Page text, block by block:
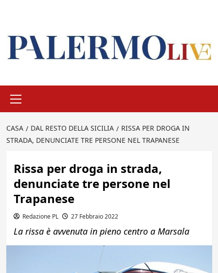
principale
CASA DAL RESTO DELLA SICILIA
RISSA PER DROGA IN
STRADA, DENUNCIATE TRE PERSONE NEL TRAPANESE
Rissa per droga in strada,
denunciate tre persone nel
Trapanese
Redazione PL 27 Febbraio 2022
La rissa è avvenuta in pieno centro a Marsala